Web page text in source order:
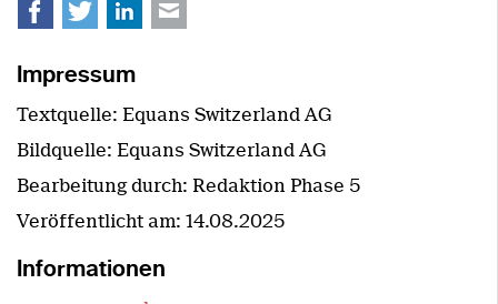
Facebook
TwitterLinkedIn
E-mail
Impressum
Textquelle: Equans Switzerland AG
Bildquelle: Equans Switzerland AG
Bearbeitung durch: Redaktion Phase 5
Veröffentlicht am: 14.08.2025
Informationen